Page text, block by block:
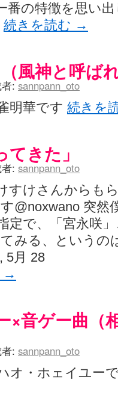
番の特徴を思い
続きを読む →
風神と呼ば
: sannpann_oto
明華です 続きを
きた」
: sannpann_oto
すけさんからも
@noxwano 突然
定で、「宮永咲
みる、という
5月 28
→
×音ゲー曲（
: sannpann_oto
オ・ホェイユー